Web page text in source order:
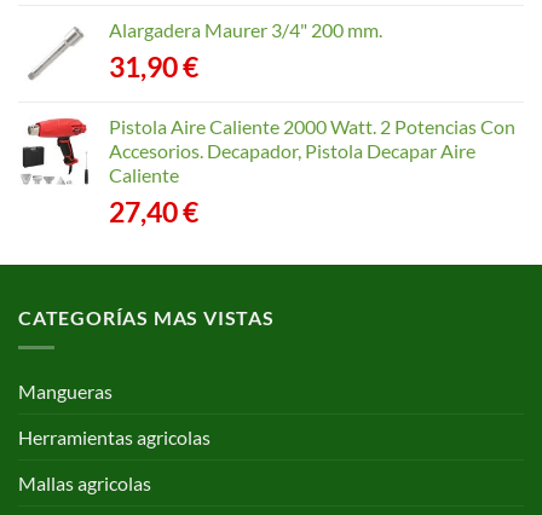
Alargadera Maurer 3/4" 200 mm.
31,90€
Pistola Aire Caliente 2000 Watt. 2 Potencias Con
Accesorios. Decapador, Pistola Decapar Aire
Caliente
27,40€
CATEGORÍAS MAS VISTAS
Mangueras
Herramientas agricolas
Mallas agricolas